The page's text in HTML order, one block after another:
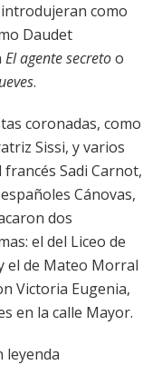
como
Daudet
El agente secretoo
.
coronadas, como
Sissi, y varios
Sadi Carnot,
Cánovas,
dos
el del Liceo de
el de Mateo Morral
Victoria Eugenia,
en la calle Mayor.
leyenda